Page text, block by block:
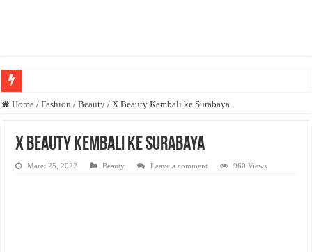
Anda butuh promosi usaha? Kontak ke Email redaksi@bisnisnasional.com
Dibutuhkan Marketing. Lamaran di-email ke redaksi@bisnisnasional.com
Home / Fashion / Beauty / X Beauty Kembali ke Surabaya
X Beauty Kembali ke Surabaya
Maret 25, 2022 Beauty Leave a comment 960 Views